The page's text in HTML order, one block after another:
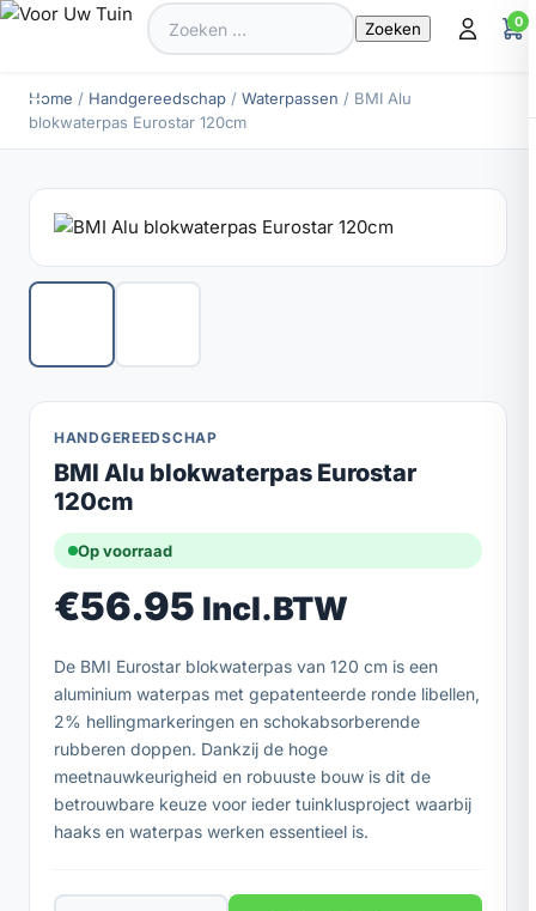
Zoeken
naar:
0
Home / Handgereedschap / Waterpassen / BMI Alu
blokwaterpas Eurostar 120cm
HANDGEREEDSCHAP
BMI Alu blokwaterpas Eurostar
120cm
Op voorraad
€56.95 Incl.BTW
De BMI Eurostar blokwaterpas van 120 cm is een
aluminium waterpas met gepatenteerde ronde libellen,
2% hellingmarkeringen en schokabsorberende
rubberen doppen. Dankzij de hoge
meetnauwkeurigheid en robuuste bouw is dit de
betrouwbare keuze voor ieder tuinklusproject waarbij
haaks en waterpas werken essentieel is.